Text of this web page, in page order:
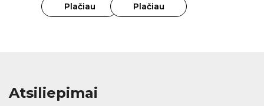
Plačiau Plačiau
Atsiliepimai